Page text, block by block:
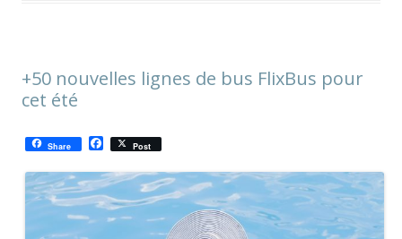
+50 nouvelles lignes de bus FlixBus pour
cet été
Share
a
c
e
b
o
Post